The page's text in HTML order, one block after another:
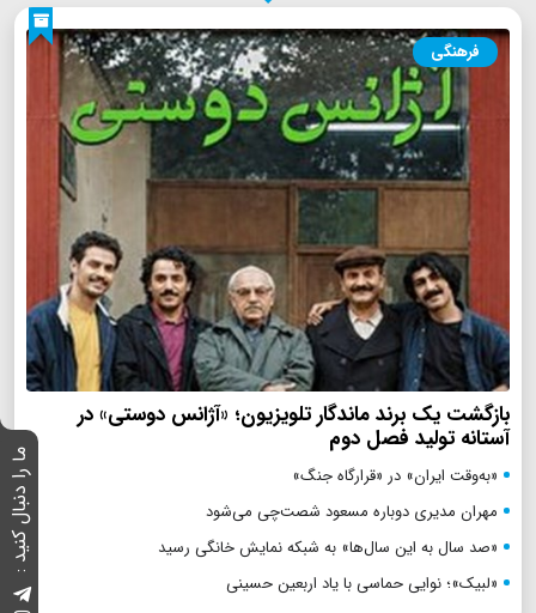
ما را دنبال کنید :
فرهنگی
بازگشت یک برند ماندگار تلویزیون؛ «آژانس دوستی» در
آستانه تولید فصل دوم
«به‌وقت ایران» در «قرارگاه جنگ»
مهران مدیری دوباره مسعود شصت‌چی می‌شود
«صد سال به این سال‌ها» به شبکه نمایش خانگی رسید
«لبیک»؛ نوایی حماسی با یاد اربعین حسینی